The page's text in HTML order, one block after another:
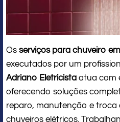
Os serviços para chuveiro
executados por um
Adriano Eletricista atua com
oferecendo soluções
reparo, manutenção e troca
chuveiros elétricos.